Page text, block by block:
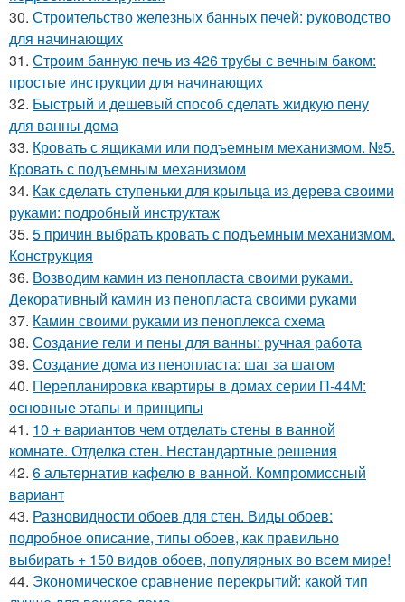
30. Строительство железных банных печей: руководство
для начинающих
31. Строим банную печь из 426 трубы с вечным баком:
простые инструкции для начинающих
32. Быстрый и дешевый способ сделать жидкую пену
для ванны дома
33. Кровать с ящиками или подъемным механизмом. №5.
Кровать с подъемным механизмом
34. Как сделать ступеньки для крыльца из дерева своими
руками: подробный инструктаж
35. 5 причин выбрать кровать с подъемным механизмом.
Конструкция
36. Возводим камин из пенопласта своими руками.
Декоративный камин из пенопласта своими руками
37. Камин своими руками из пеноплекса схема
38. Создание гели и пены для ванны: ручная работа
39. Создание дома из пенопласта: шаг за шагом
40. Перепланировка квартиры в домах серии П-44М:
основные этапы и принципы
41. 10 + вариантов чем отделать стены в ванной
комнате. Отделка стен. Нестандартные решения
42. 6 альтернатив кафелю в ванной. Компромиссный
вариант
43. Разновидности обоев для стен. Виды обоев:
подробное описание, типы обоев, как правильно
выбирать + 150 видов обоев, популярных во всем мире!
44. Экономическое сравнение перекрытий: какой тип